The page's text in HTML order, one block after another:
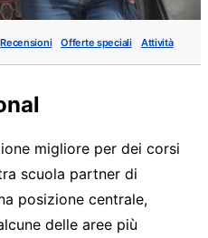
Recensioni Offerte speciali Attività
migliore per dei corsi
scuola partner di
posizione centrale,
delle aree più